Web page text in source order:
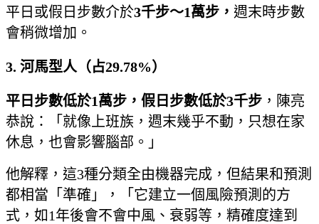
平日或假日步數介於3千步～1萬步， 週末時步數
會稍微增加。
3. 河馬型人（占29.78%）
平日步數低於1萬步，假日步數低於3千步 ，陳亮
恭說：「就像上班族，週末幾乎不動，只想在家
休息，也會影響腦部。」
他解釋，這3種分類全由機器完成，但結果和預測
都相當「準確」，「它建立一個風險預測的方
式，如1年後會不會中風、衰弱等，精確度達到